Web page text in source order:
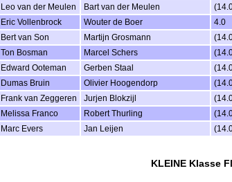
Leo van der Meulen Bart van der Meulen
Eric Vollenbrock Wouter de Boer 4.0
Bert van Son Martijn Grosmann
Ton Bosman Marcel Schers
Edward Ooteman Gerben Staal
Dumas Bruin Olivier Hoogendorp
Frank van Zeggeren Jurjen Blokzijl
Melissa Franco Robert Thurling
Marc Evers Jan Leijen
KLEINE Klasse